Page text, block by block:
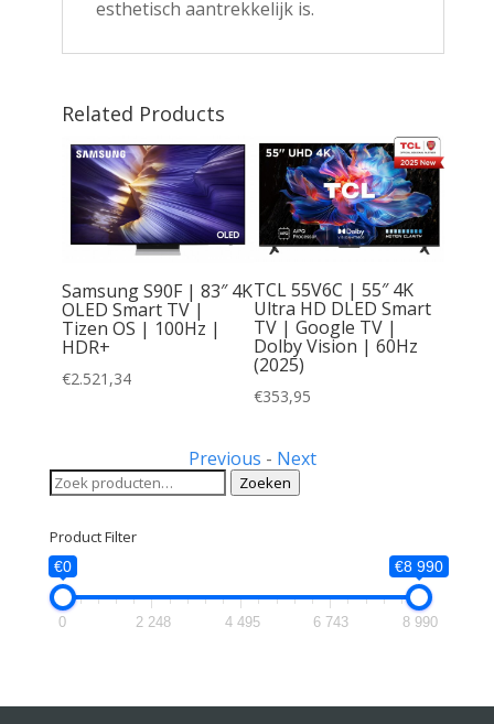
esthetisch aantrekkelijk is.
Related Products
Samsung S90F | 83″ 4K
OLED Smart TV |
Tizen OS | 100Hz |
HDR+
€2.521,34
TCL 55V6C | 55″ 4K
Ultra HD DLED Smart
TV | Google TV |
Dolby Vision | 60Hz
(2025)
€353,95
Previous - Next
Zoeken
naar:
Zoeken
Product Filter
€0 €8 990
0 2 248 4 495 6 743 8 990